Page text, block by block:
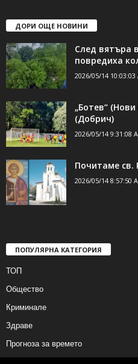
ДОРИ ОЩЕ НОВИНИ
След вятъра
повредиха
2026/05/14 10:03:03
„Ботев“
(Добрич)
2026/05/14 9:31:08
Почитаме св.
2026/05/14 8:57:50
ПОПУЛЯРНА КАТЕГОРИЯ
ТОП
Общество
Криминале
Здраве
Прогноза за времето
Политика